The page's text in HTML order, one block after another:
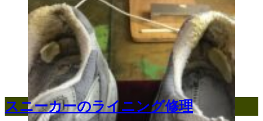
スニーカーのライニング修理